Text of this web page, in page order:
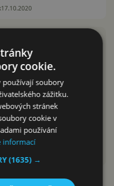
17.10.2020
cookie.
používají soubory
zážitku.
stránek
cookie v
používání
informací
(1635) →